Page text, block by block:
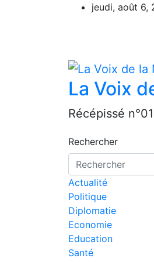
jeudi, août 6,
La Voix
Récépissé
Rechercher
Actualité
Politique
Diplomatie
Economie
Education
Santé